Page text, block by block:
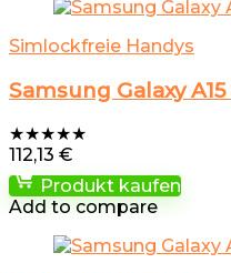
Simlockfreie Handys
Samsung Galaxy
★★★★★
112,13 €
Produkt kaufen
Add to compare